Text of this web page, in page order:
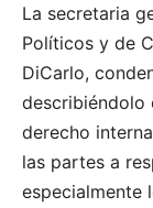
La secretaria
Políticos y de
DiCarlo,
describiéndolo
derecho
las partes a
especialmente